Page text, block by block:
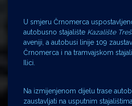
U smjeru Črnomerca
autobusno stajalište Kazalište
aveniji, a autobusi linije 109
Črnomerca i na tramvajskom
Ilici.
Na izmijenjenom dijelu trase
zaustavljati na usputnim